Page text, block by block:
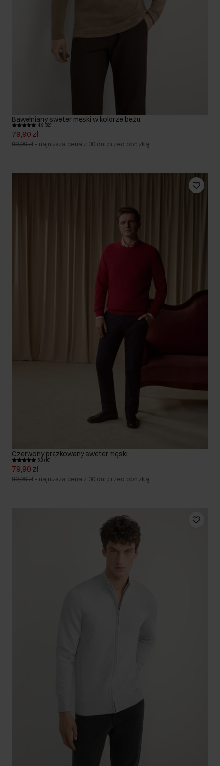
Bawełniany sweter męski w kolorze beżu
4.9 (82)
79,90 zł
99,90 zł - najniższa cena z 30 dni przed obniżką
Czerwony prążkowany sweter męski
5.0 (10)
79,90 zł
99,90 zł - najniższa cena z 30 dni przed obniżką